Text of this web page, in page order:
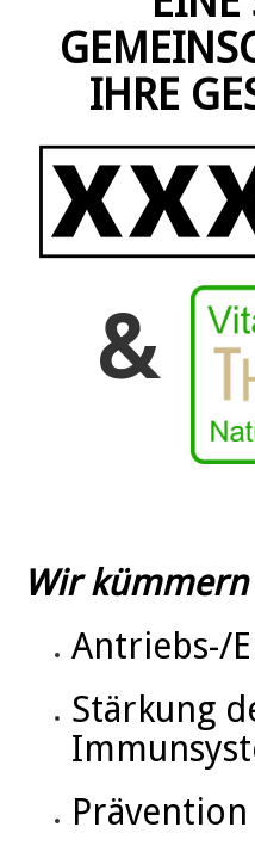
IHRE
&
Wir
Antriebs-/
Stärkung